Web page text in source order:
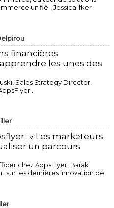
unifié", Jessica Ifker
financières
les unes des
Sales Strategy Director,
: « Les marketeurs
un parcours
chez AppsFlyer, ​Barak
sur les dernières innovation de